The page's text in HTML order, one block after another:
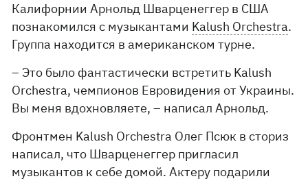
Калифорнии Арнольд Шварценеггер в США
познакомился с музыкантами Kalush Orchestra.
Группа находится в американском турне.
– Это было фантастически встретить Kalush
Orchestra, чемпионов Евровидения от Украины.
Вы меня вдохновляете, – написал Арнольд.
Фронтмен Kalush Orchestra Олег Псюк в сториз
написал, что Шварценеггер пригласил
музыкантов к себе домой. Актеру подарили